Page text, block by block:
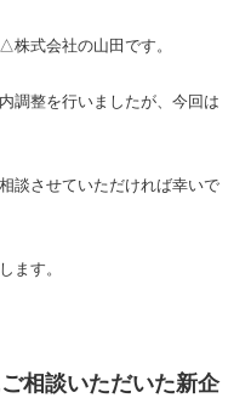
式会社の山田です。
調整を行いましたが、今回は
談させていただければ幸いで
ます。
相談いただいた新企